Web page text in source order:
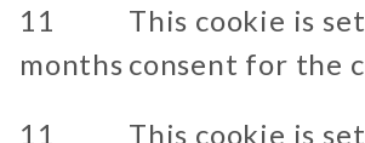
11
months
This cookie is
consent for the
11
This cookie is